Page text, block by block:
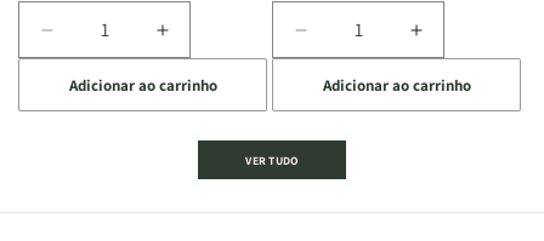
Diminuir
a
quantidade
de
Cartas
Aumentar
a
quantidade
de
Jogo
Cartas
Adicionar ao carrinho
Diminuir
a
quantidade
de
Jogo
|
Aumentar
a
quantidade
de
|
Adicionar ao carrinho
VER TUDO